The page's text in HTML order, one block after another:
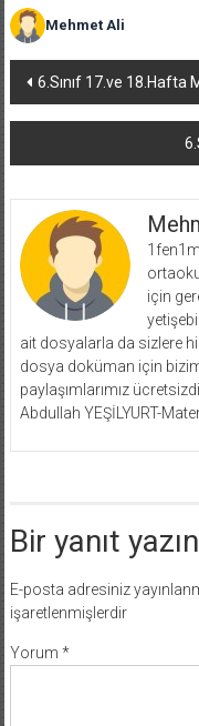
Mehmet Ali
Yazı
dolaşımı
6.Sınıf 17.ve 18.Hafta
için
ait dosyalarla da sizlere
dosya doküman için
paylaşımlarımız
Abdullah YEŞİLYURT-
Bir yanıt yazın
E-posta adresiniz
işaretlenmişlerdir
Yorum *